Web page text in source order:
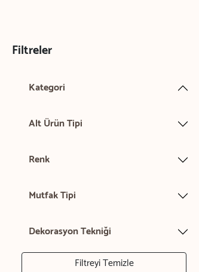
Filtreler
Kategori
Alt Ürün Tipi
Renk
Mutfak Tipi
Dekorasyon Tekniği
Filtreyi Temizle